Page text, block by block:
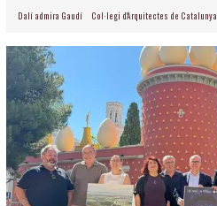
Dalí admira Gaudí Col·legi d'Arquitectes de Catalunya